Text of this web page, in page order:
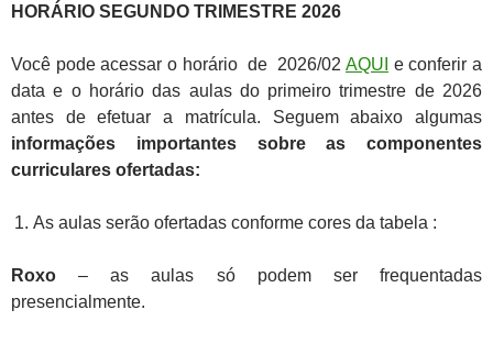
HORÁRIO SEGUNDO TRIMESTRE 2026
Você pode acessar o horário de 2026/02 AQUI e conferir a
data e o horário das aulas do primeiro trimestre de 2026
antes de efetuar a matrícula. Seguem abaixo algumas
informações importantes sobre as componentes
curriculares ofertadas:
As aulas serão ofertadas conforme cores da tabela :
Roxo – as aulas só podem ser frequentadas
presencialmente.